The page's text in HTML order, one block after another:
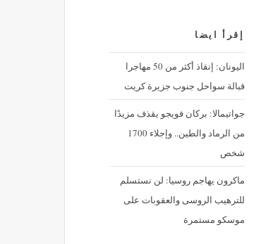
إقرأ ايضا
اليونان: إنقاذ أكثر من 50 مهاجرا
قبالة سواحل جنوب جزيرة كريت
جواتيمالا: بركان فويجو يقذف مزيدًا
من الرماد والطين.. وإجلاء 1700
شخص
ماكرون يهاجم روسيا: لن نستسلم
للترهيب الروسى والعقوبات على
موسكو مستمرة